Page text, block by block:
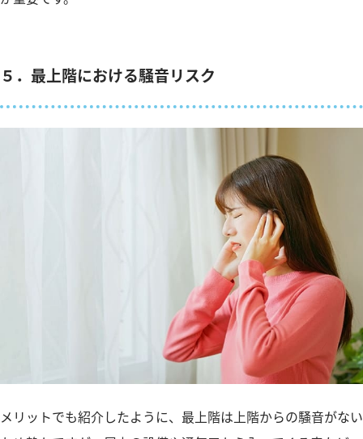
５．最上階における騒音リスク
メリットでも紹介したように、最上階は上階からの騒音がない